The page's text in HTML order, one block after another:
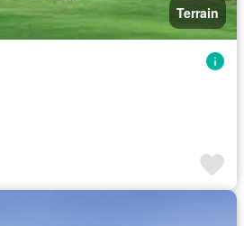
Terrain